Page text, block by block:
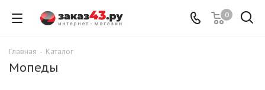
0
Главная - Каталог
Мопеды